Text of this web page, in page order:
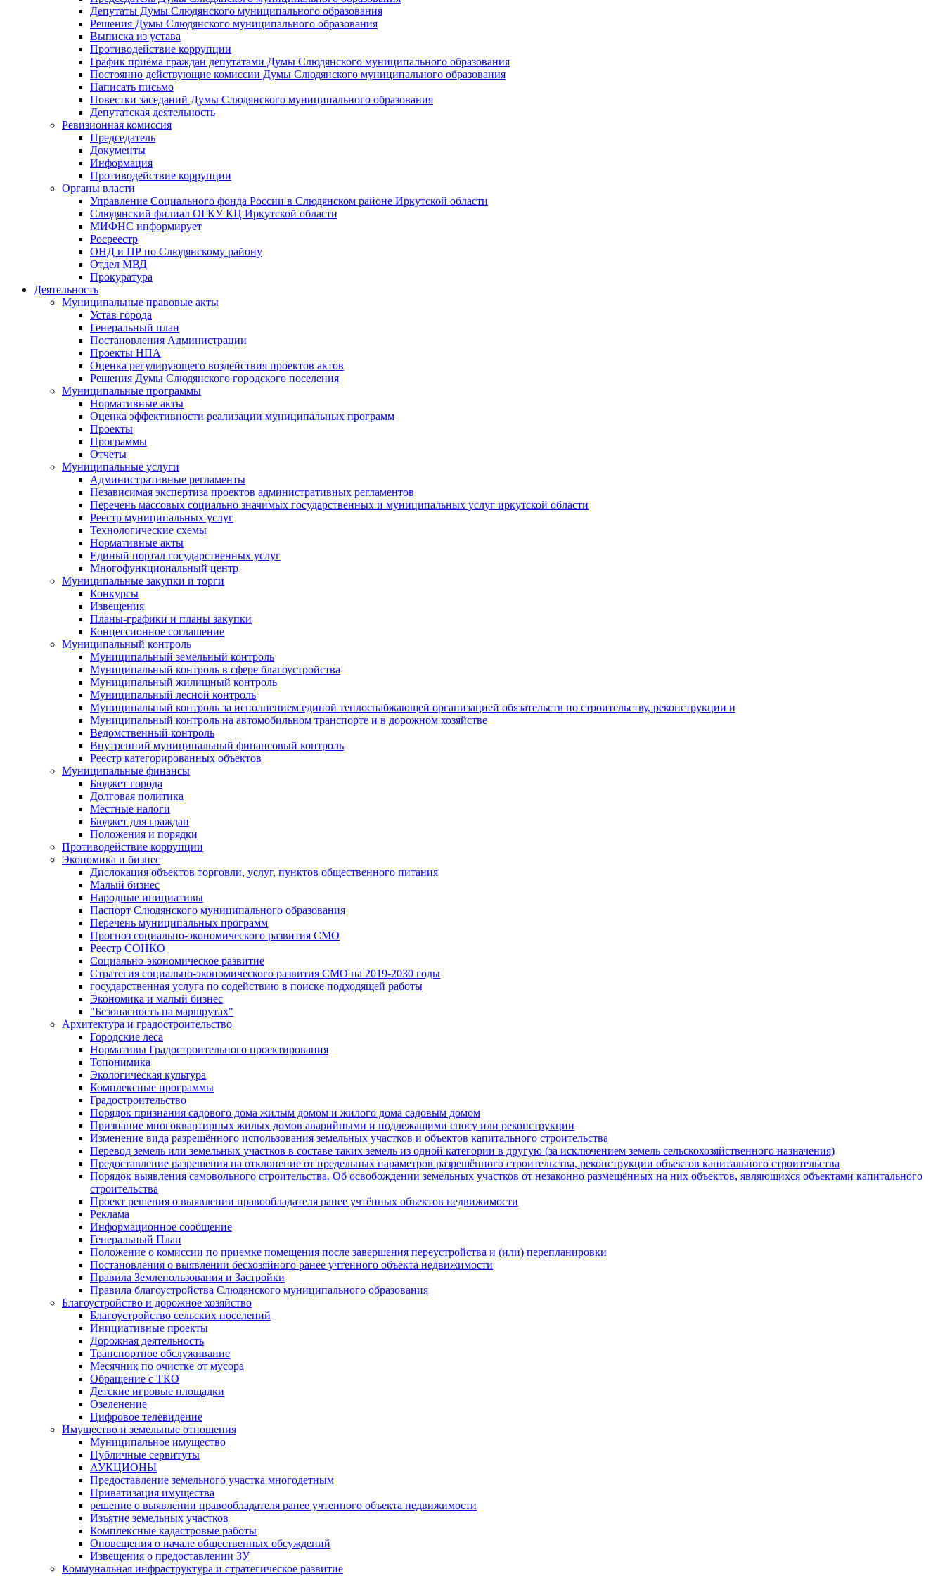
Депутаты Думы Слюдянского муниципального образования
Решения Думы Слюдянского муниципального образования
Выписка из устава
Противодействие коррупции
График приёма граждан депутатами Думы Слюдянского муниципального образования
Постоянно действующие комиссии Думы Слюдянского муниципального образования
Написать письмо
Повестки заседаний Думы Слюдянского муниципального образования
Депутатская деятельность
Ревизионная комиссия
Председатель
Документы
Информация
Противодействие коррупции
Органы власти
Управление Социального фонда России в Слюдянском районе Иркутской области
Слюдянский филиал ОГКУ КЦ Иркутской области
МИФНС информирует
Росреестр
ОНД и ПР по Слюдянскому району
Отдел МВД
Прокуратура
Деятельность
Муниципальные правовые акты
Устав города
Генеральный план
Постановления Администрации
Проекты НПА
Оценка регулирующего воздействия проектов актов
Решения Думы Слюдянского городского поселения
Муниципальные программы
Нормативные акты
Оценка эффективности реализации муниципальных программ
Проекты
Программы
Отчеты
Муниципальные услуги
Административные регламенты
Независимая экспертиза проектов административных регламентов
Перечень массовых социально значимых государственных и муниципальных услуг иркутской области
Реестр муниципальных услуг
Технологические схемы
Нормативные акты
Единый портал государственных услуг
Многофункциональный центр
Муниципальные закупки и торги
Конкурсы
Извещения
Планы-графики и планы закупки
Концессионное соглашение
Муниципальный контроль
Муниципальный земельный контроль
Муниципальный контроль в сфере благоустройства
Муниципальный жилищный контроль
Муниципальный лесной контроль
Муниципальный контроль за исполнением единой теплоснабжающей организацией обязательств по строительству, реконструкции и
Муниципальный контроль на автомобильном транспорте и в дорожном хозяйстве
Ведомственный контроль
Внутренний муниципальный финансовый контроль
Реестр категорированных объектов
Муниципальные финансы
Бюджет города
Долговая политика
Местные налоги
Бюджет для граждан
Положения и порядки
Противодействие коррупции
Экономика и бизнес
Дислокация объектов торговли, услуг, пунктов общественного питания
Малый бизнес
Народные инициативы
Паспорт Слюдянского муниципального образования
Перечень муниципальных программ
Прогноз социально-экономического развития СМО
Реестр СОНКО
Социально-экономическое развитие
Стратегия социально-экономического развития СМО на 2019-2030 годы
государственная услуга по содействию в поиске подходящей работы
Экономика и малый бизнес
"Безопасность на маршрутах"
Архитектура и градостроительство
Городские леса
Нормативы Градостроительного проектирования
Топонимика
Экологическая культура
Комплексные программы
Градостроительство
Порядок признания садового дома жилым домом и жилого дома садовым домом
Признание многоквартирных жилых домов аварийными и подлежащими сносу или реконструкции
Изменение вида разрешённого использования земельных участков и объектов капитального строительства
Перевод земель или земельных участков в составе таких земель из одной категории в другую (за исключением земель сельскохозяйственного назначения)
Предоставление разрешения на отклонение от предельных параметров разрешённого строительства, реконструкции объектов капитального строительства
Порядок выявления самовольного строительства. Об освобождении земельных участков от незаконно размещённых на них объектов, являющихся объектами капитального
строительства
Проект решения о выявлении правообладателя ранее учтённых объектов недвижимости
Реклама
Информационное сообщение
Генеральный План
Положение о комиссии по приемке помещения после завершения переустройства и (или) перепланировки
Постановления о выявлении бесхозяйного ранее учтенного объекта недвижимости
Правила Землепользования и Застройки
Правила благоустройства Слюдянского муниципального образования
Благоустройство и дорожное хозяйство
Благоустройство сельских поселений
Инициативные проекты
Дорожная деятельность
Транспортное обслуживание
Месячник по очистке от мусора
Обращение с ТКО
Детские игровые площадки
Озеленение
Цифровое телевидение
Имущество и земельные отношения
Муниципальное имущество
Публичные сервитуты
АУКЦИОНЫ
Предоставление земельного участка многодетным
Приватизация имущества
решение о выявлении правообладателя ранее учтенного объекта недвижимости
Изъятие земельных участков
Комплексные кадастровые работы
Оповещения о начале общественных обсуждений
Извещения о предоставлении ЗУ
Коммунальная инфраструктура и стратегическое развитие